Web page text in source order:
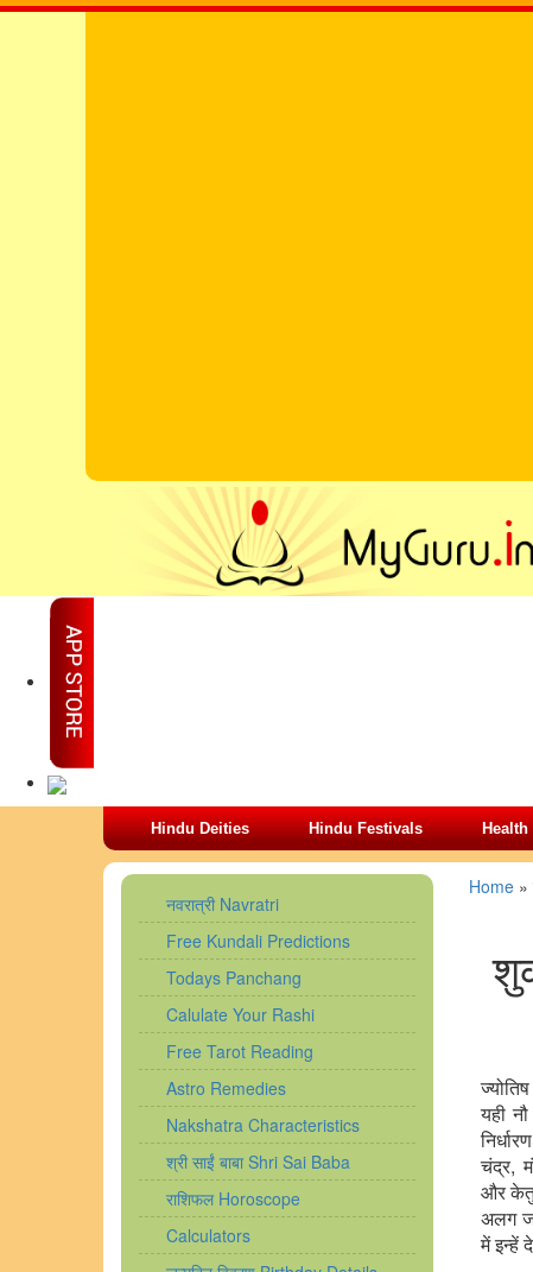
Hindu Deities Hindu Festivals Health
नवरात्री Navratri
Free Kundali Predictions
Todays Panchang
Calulate Your Rashi
Free Tarot Reading
Astro Remedies
Nakshatra Characteristics
श्री साईं बाबा Shri Sai Baba
राशिफल Horoscope
Calculators
Home»
यही
चंद्र,
और
अलग
में इन्हें